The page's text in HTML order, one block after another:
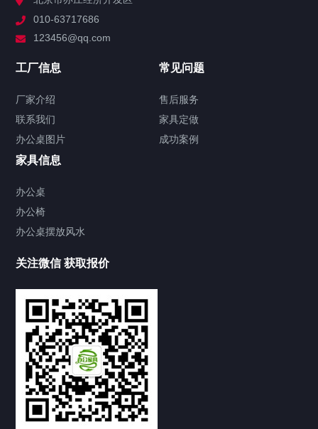
办公屏风隔断 屏风高隔断
办公会议桌 折叠会议桌
文件柜
办公文件柜
办公沙发
办公椅
老板椅 办公椅
其他家具
办公桌摆放风水 家具新闻
办公桌上放什么植物好
2017/02/20 45920 办公桌摆放风水
010-63717686
123456@qq.com
工厂信息
厂家介绍
联系我们
办公桌图片
常见问题
售后服务
家具定做
成功案例
家具信息
办公桌
办公椅
办公桌摆放风水
关注微信 获取报价